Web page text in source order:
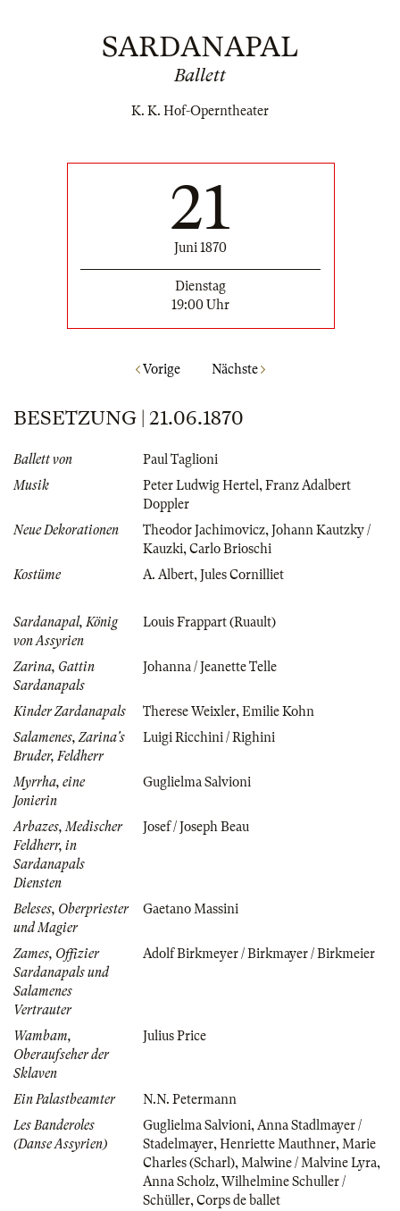
SARDANAPAL
Ballett
K. K. Hof-Operntheater
21
Juni 1870
Dienstag
19:00 Uhr
Vorige Nächste
BESETZUNG | 21.06.1870
Ballett von
Paul Taglioni
Musik
Peter Ludwig Hertel , Franz Adalbert
Doppler
Neue Dekorationen
Theodor Jachimovicz, Johann Kautzky /
Kauzki, Carlo Brioschi
Kostüme
A. Albert, Jules Cornilliet
Sardanapal, König
von Assyrien
Louis Frappart (Ruault)
Zarina, Gattin
Sardanapals
Johanna / Jeanette Telle
Kinder Zardanapals Therese Weixler, Emilie Kohn
Salamenes, Zarina's
Bruder, Feldherr
Luigi Ricchini / Righini
Myrrha, eine
Jonierin
Guglielma Salvioni
Arbazes, Medischer
Feldherr, in
Sardanapals
Diensten
Josef / Joseph Beau
Beleses, Oberpriester
und Magier
Gaetano Massini
Zames, Offizier
Sardanapals und
Salamenes
Vertrauter
Adolf Birkmeyer / Birkmayer / Birkmeier
Wambam,
Oberaufseher der
Sklaven
Julius Price
Ein Palastbeamter
N.N. Petermann
Les Banderoles
(Danse Assyrien)
Guglielma Salvioni, Anna Stadlmayer /
Stadelmayer, Henriette Mauthner, Marie
Charles (Scharl), Malwine / Malvine Lyra,
Anna Scholz, Wilhelmine Schuller /
Schüller, Corps de ballet